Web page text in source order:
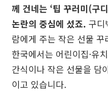
께 건네는 ‘팁 꾸러미(구
논란의 중심에 섰죠. 구디
람에게 주는 작은 선물
한국에서는 어린이집·유
간식이나 작은 선물을 담
이고 있습니다.